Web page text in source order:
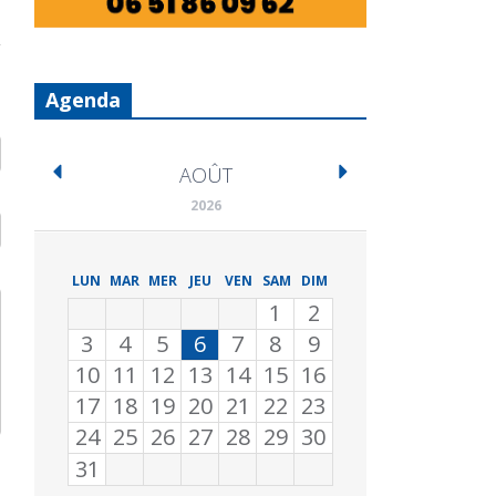
Agenda
AOÛT
2026
LUN MAR MER JEU VEN SAM DIM
1
2
3
4 5 6 7 8
9
10 11 12 13 14 15 16
17 18 19 20 21 22 23
24 25 26 27 28 29 30
31